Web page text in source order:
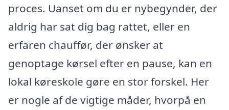
proces. Uanset om du er nybegynder, der
aldrig har sat dig bag rattet, eller en
erfaren chauffør, der ønsker at
genoptage kørsel efter en pause, kan en
lokal køreskole gøre en stor forskel. Her
er nogle af de vigtige måder, hvorpå en